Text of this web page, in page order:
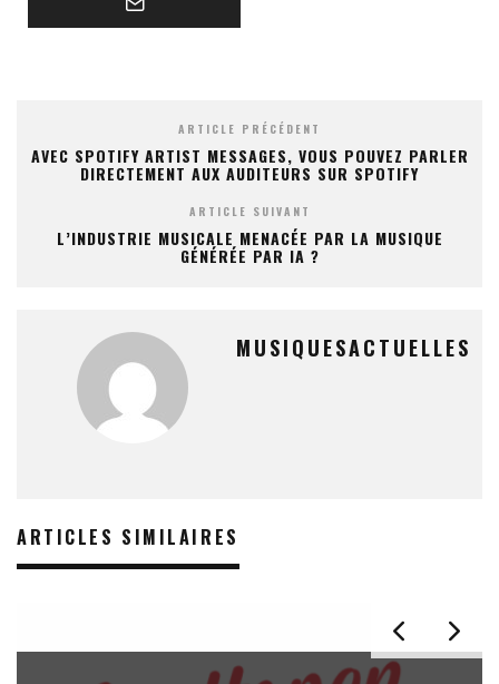
ARTICLE PRÉCÉDENT
AVEC SPOTIFY ARTIST MESSAGES, VOUS POUVEZ PARLER
DIRECTEMENT AUX AUDITEURS SUR SPOTIFY
ARTICLE SUIVANT
L’INDUSTRIE MUSICALE MENACÉE PAR LA MUSIQUE
GÉNÉRÉE PAR IA ?
MUSIQUESACTUELLES
ARTICLES SIMILAIRES